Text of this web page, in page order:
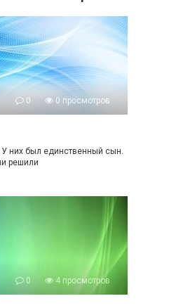
0 0 просмотров
У них был единственный сын.
решили
0 4 просмотров